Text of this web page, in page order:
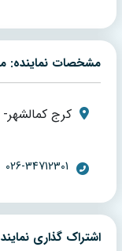
مشخصات نماینده:
کرج کمالشهر- میعاد 26
026-34712301
اشتراک گذاری